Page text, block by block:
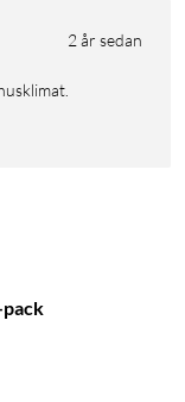
2 år sedan